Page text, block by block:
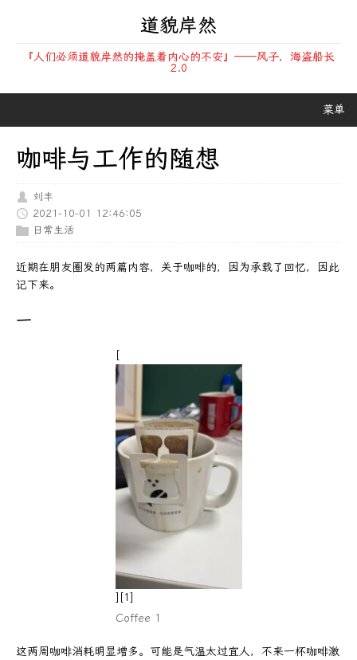
道貌岸然
『人们必须道貌岸然的掩盖着内心的不安』——风子，海盗船长
2.0
菜单
咖啡与工作的随想
刘丰
2021-10-01 12:46:05
日常生活
近期在朋友圈发的两篇内容，关于咖啡的，因为承载了回忆，因此
记下来。
一
[
][1]
Coffee 1
这两周咖啡消耗明显增多。可能是气温太过宜人，不来一杯咖啡激